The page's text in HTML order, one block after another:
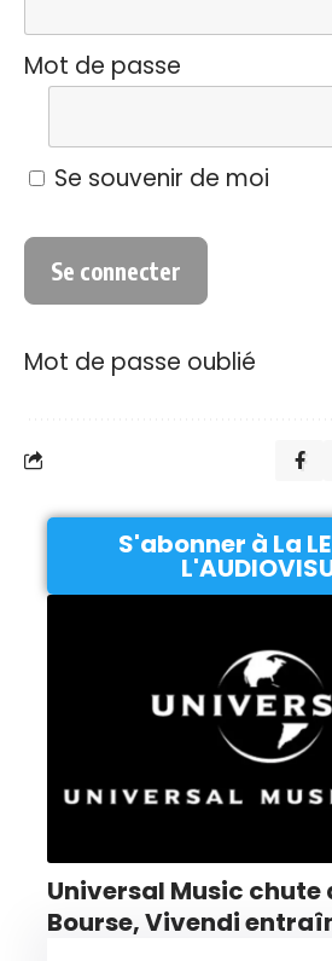
Mot de passe
Se souvenir de moi
Mot de passe oublié
S'abonner à La
Universal Music chute
Bourse, Vivendi